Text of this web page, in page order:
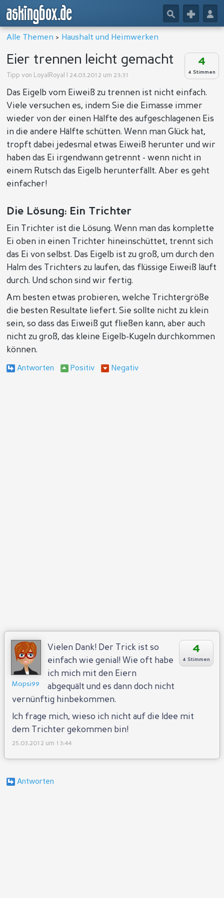
askingbox.de 👤
+
🔎
Alle Themen > Haushalt und Heimwerken
4
4 Stimmen
Eier trennen leicht gemacht
Tipp von LoyalRoyal | 24.03.2012 um 23:31
Das Eigelb vom Eiweiß zu trennen ist nicht einfach.
Viele versuchen es, indem Sie die Eimasse immer
wieder von der einen Hälfte des aufgeschlagenen Eis
in die andere Hälfte schütten. Wenn man Glück hat,
tropft dabei jedesmal etwas Eiweiß herunter und wir
haben das Ei irgendwann getrennt - wenn nicht in
einem Rutsch das Eigelb herunterfällt. Aber es geht
einfacher!
Die Lösung: Ein Trichter
Ein Trichter ist die Lösung. Wenn man das komplette
Ei oben in einen Trichter hineinschüttet, trennt sich
das Ei von selbst. Das Eigelb ist zu groß, um durch den
Halm des Trichters zu laufen, das flüssige Eiweiß läuft
durch. Und schon sind wir fertig.
Am besten etwas probieren, welche Trichtergröße
die besten Resultate liefert. Sie sollte nicht zu klein
sein, so dass das Eiweiß gut fließen kann, aber auch
nicht zu groß, das kleine Eigelb-Kugeln durchkommen
können.
Mopsi99
4
4 Stimmen
Vielen Dank! Der Trick ist so
einfach wie genial! Wie oft habe
ich mich mit den Eiern
abgequält und es dann doch nicht
vernünftig hinbekommen.
Ich frage mich, wieso ich nicht auf die Idee mit
dem Trichter gekommen bin!
25.03.2012 um 13:44